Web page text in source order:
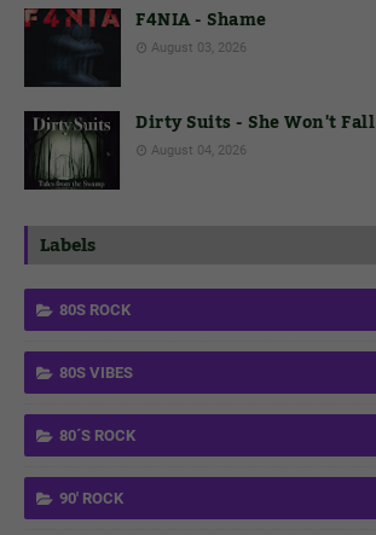
F4NIA - Shame
August 03, 2026
Dirty Suits - She Won't Fall
August 04, 2026
Labels
80S ROCK
80S VIBES
80´S ROCK
90' ROCK